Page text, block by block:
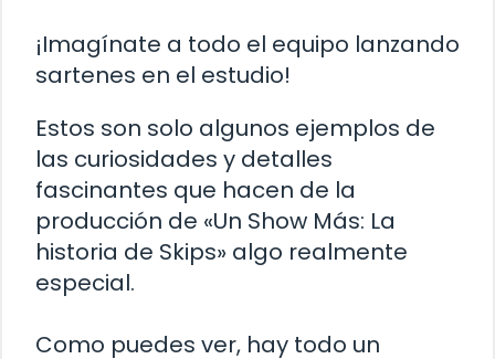
¡Imagínate a todo el equipo lanzando
sartenes en el estudio!
Estos son solo algunos ejemplos de
las curiosidades y detalles
fascinantes que hacen de la
producción de «Un Show Más: La
historia de Skips» algo realmente
especial.
Como puedes ver, hay todo un